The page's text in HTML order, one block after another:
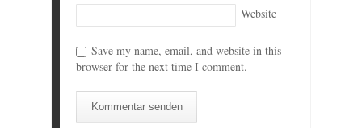
Website
Save my name, email, and website in this
browser for the next time I comment.